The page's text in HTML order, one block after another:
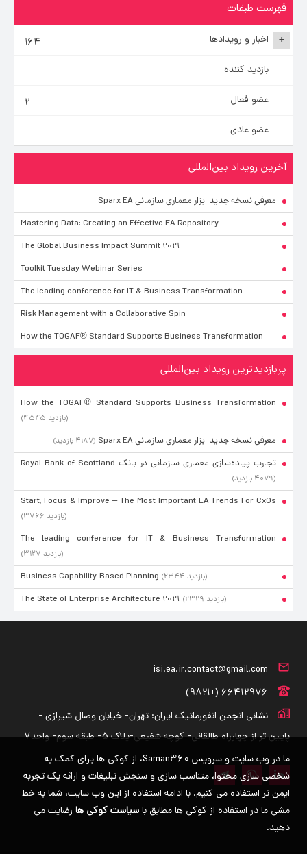
فهرست طبقات
+ اخبار و رویدادها
۱۶۴
بازدید کننده
عضو فعال
۲
عضو عادی
آخرین رویداد بین‌المللی
معرفی نسخه جدید ابزار معماری سازمانی Sparx EA
Mastering Data: Creating an Effective EA Repository
The Global Business Impact Summit 2021
Toolkit Tuesday Webinar Series
The leading conference for IT & Business Transformation
Risk Management with a Collaborative Spin
How the TOGAF® Standard Supports Business Transformation
پربازدیدترین رویداد بین‌المللی
How the TOGAF® Standard Supports Business Transformation
(۴۵۴۵ بازدید)
معرفی نسخه جدید ابزار معماری سازمانی Sparx EA (۴۱۸۷ بازدید)
تجارب پیاده‌سازی معماری سازمانی در بانک Royal Bank of Scottland
(۴۰۷۹ بازدید)
Start, Focus & Improve –⁠ The Most Important EA Trends For CxOs
(۳۷۶۶ بازدید)
The leading conference for IT & Business Transformation
(۳۱۲۷ بازدید)
Business Capability-Based Planning (۲۳۴۴ بازدید)
The State of Enterprise Architecture 2021 (۲۳۲۹ بازدید)
isi.ea.ir.contact@gmail.com
66412976 (+9821)
نشانی انجمن انفورماتیک ایران: تهران- خیابان وصال شیرازی -
پایین تر از چهارراه طالقانی- کوچه شفیعی-پلاک 5- طبقه سوم- واحد7
ما در وب سایت و سرویس Saman360، از کوکی ها برای کمک به
شخصی سازی محتوا، متناسب سازی و سنجش تبلیغات و ارائه یک تجربه
ایمن تر استفاده می کنیم. با ادامه استفاده از این وب سایت، شما به خط
مشی ما در استفاده از کوکی ها مطابق باسیاست کوکی ها رضایت می
دهید.